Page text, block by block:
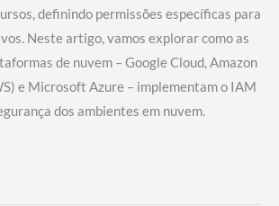
definindo permissões específicas para
Neste artigo, vamos explorar como as
de nuvem – Google Cloud, Amazon
e Microsoft Azure – implementam o IAM
dos ambientes em nuvem.